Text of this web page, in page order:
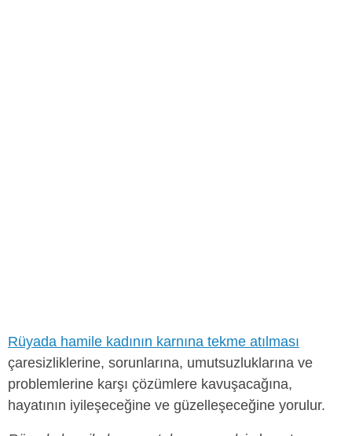
Rüyada hamile kadının karnına tekme atılması
çaresizliklerine, sorunlarına, umutsuzluklarına ve
problemlerine karşı çözümlere kavuşacağına,
hayatının iyileşeceğine ve güzelleşeceğine yorulur.